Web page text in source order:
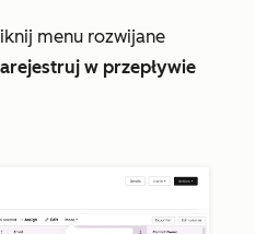
menu rozwijane
w przepływie